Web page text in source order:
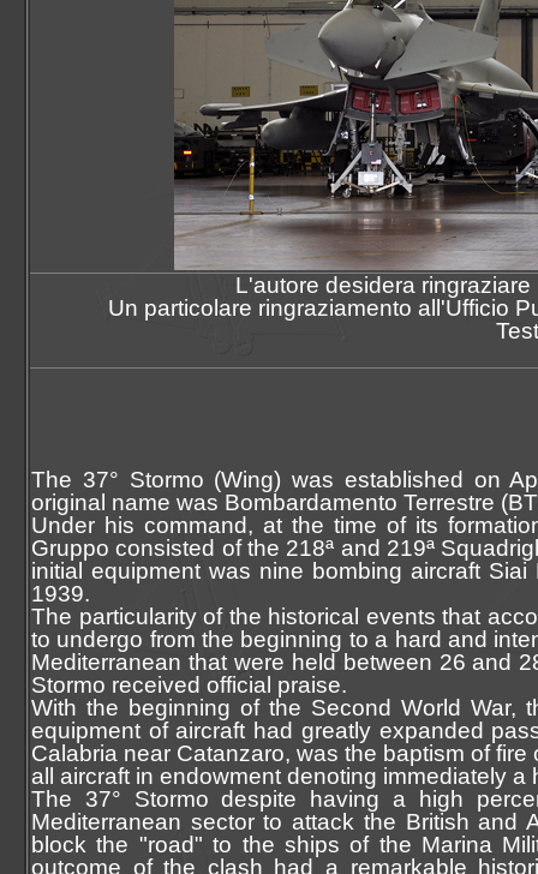
L'autore desidera
Un particolare ringraziamento all'Ufficio
The 37° Stormo (Wing) was established on
original name was Bombardamento Terrestre
Under his command, at the time of its
Gruppo consisted of the 218ª and 219ª
initial equipment was nine bombing aircraft
1939.
The particularity of the historical events that
to undergo from the beginning to a hard and
Mediterranean that were held between 26 and
Stormo received official praise.
With the beginning of the Second World War,
equipment of aircraft had greatly expanded
Calabria near Catanzaro, was the baptism of
all aircraft in endowment denoting immediately a
The 37° Stormo despite having a high
Mediterranean sector to attack the British and
block the "road" to the ships of the Marina
outcome of the clash had a remarkable